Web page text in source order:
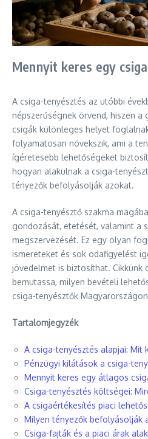
Mennyit keres egy
A csiga-tenyésztés az utóbbi
népszerűségnek örvend, hiszen a
csigák különleges helyet
folyamatosan növekszik, ami a
ígéretesebb lehetőségeket
hogyan alakulnak a csiga-
tényezők befolyásolják azokat.
A csiga-tenyésztő szakma
gondozását, etetését, valamint a
megszervezését. Ez egy olyan
ismereteket és sok odafigyelést
jövedelmet is biztosíthat. Cikkünk
bemutassa, milyen bevételi
csiga-tenyésztők
Tartalomjegyzék
A csiga-tenyésztés alapjai: Mit
Pénzügyi kilátások a csiga-
Mennyit keres egy átlagos
Csiga-tenyésztés költségei:
A csigaértékesítés piaci
Milyen tényezők befolyásolják
Csiga-fajták és a piaci árak